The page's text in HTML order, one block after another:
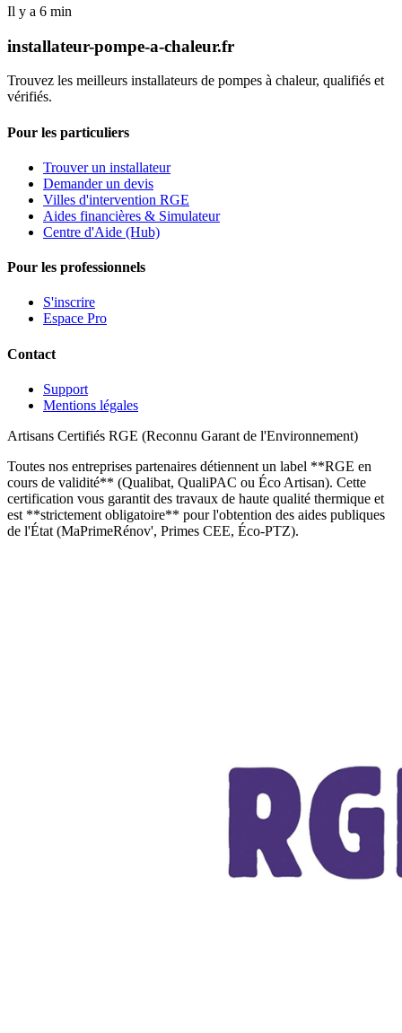
Il y a 6min
installateur-pompe-a-chaleur.fr
Trouvez les meilleurs installateurs de pompes à chaleur, qualifiés et
vérifiés.
Pour les particuliers
Trouver un installateur
Demander un devis
Villes d'intervention RGE
Aides financières & Simulateur
Centre d'Aide (Hub)
Pour les professionnels
S'inscrire
Espace Pro
Contact
Support
Mentions légales
Artisans Certifiés RGE (Reconnu Garant de l'Environnement)
Toutes nos entreprises partenaires détiennent un label **RGE en
cours de validité** (Qualibat, QualiPAC ou Éco Artisan). Cette
certification vous garantit des travaux de haute qualité thermique et
est **strictement obligatoire** pour l'obtention des aides publiques
de l'État (MaPrimeRénov', Primes CEE, Éco-PTZ).